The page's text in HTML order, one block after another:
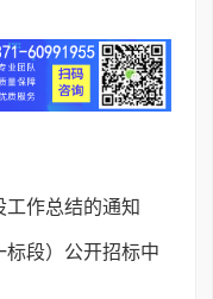
作总结的通知
段）公开招标中